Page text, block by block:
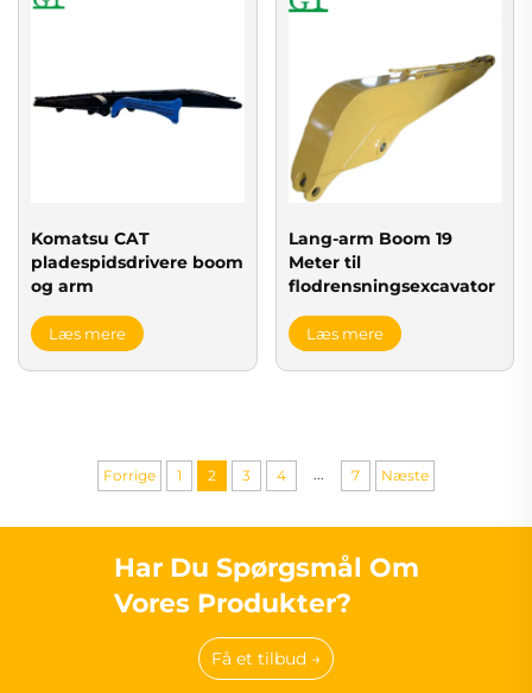
Komatsu CAT
pladespidsdrivere boom
og arm
Læs mere
Lang-arm Boom 19
Meter til
flodrensningsexcavator
Læs mere
Forrige 1 2 3 4 ... 7 Næste
Har Du Spørgsmål Om
Vores Produkter?
Få et tilbud →